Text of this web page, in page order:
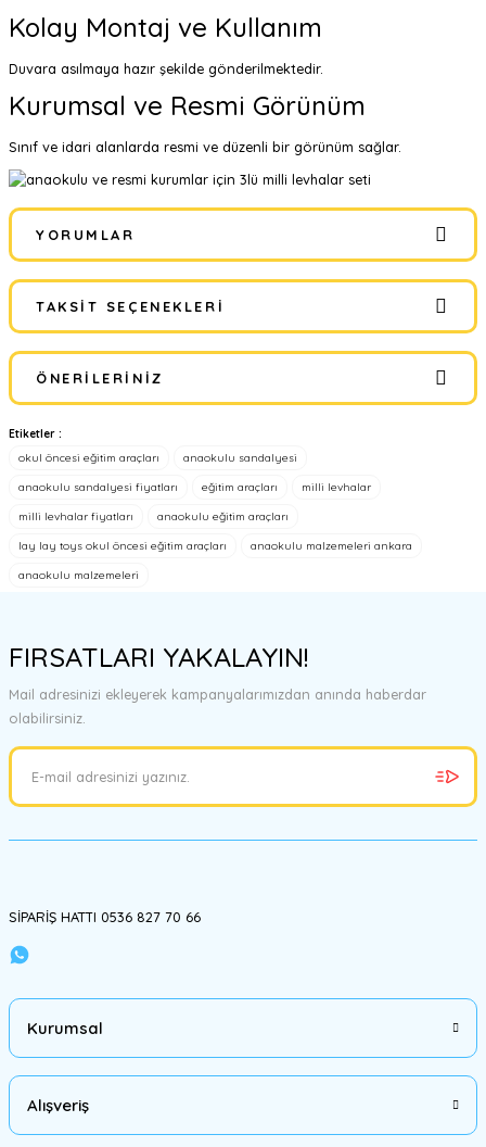
Kolay Montaj ve Kullanım
Duvara asılmaya hazır şekilde gönderilmektedir.
Kurumsal ve Resmi Görünüm
Sınıf ve idari alanlarda resmi ve düzenli bir görünüm sağlar.
YORUMLAR
Bu ürüne ilk yorumu siz yapın!
Yorum Yaz
TAKSIT SEÇENEKLERI
ÖNERILERINIZ
Bu ürünün fiyat bilgisi, resim, ürün açıklamalarında ve diğer
konularda yetersiz gördüğünüz noktaları öneri formunu kullanarak
tarafımıza iletebilirsiniz.
Ürün fiyatı diğer sitelerden daha pahalı.
Etiketler :
okul öncesi eğitim araçları
anaokulu sandalyesi
anaokulu sandalyesi fiyatları eğitim araçları milli levhalar
milli levhalar fiyatları anaokulu eğitim araçları
lay lay toys okul öncesi eğitim araçları anaokulu malzemeleri ankara
anaokulu malzemeleri
FIRSATLARI YAKALAYIN!
Mail adresinizi ekleyerek kampanyalarımızdan anında haberdar
olabilirsiniz.
SİPARİŞ HATTI 0536 827 70 66
Kurumsal
Alışveriş